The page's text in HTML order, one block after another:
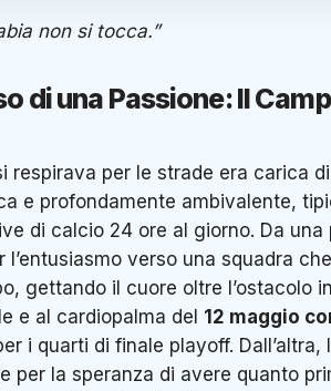
non si tocca.”
di una Passione: Il
respirava per le strade era carica di
e profondamente ambivalente,
di calcio 24 ore al giorno. Da una
l’entusiasmo verso una squadra
gettando il cuore oltre l’ostacolo
e al cardiopalma del 12 maggio
i quarti di finale playoff. Dall’altra,
per la speranza di avere quanto